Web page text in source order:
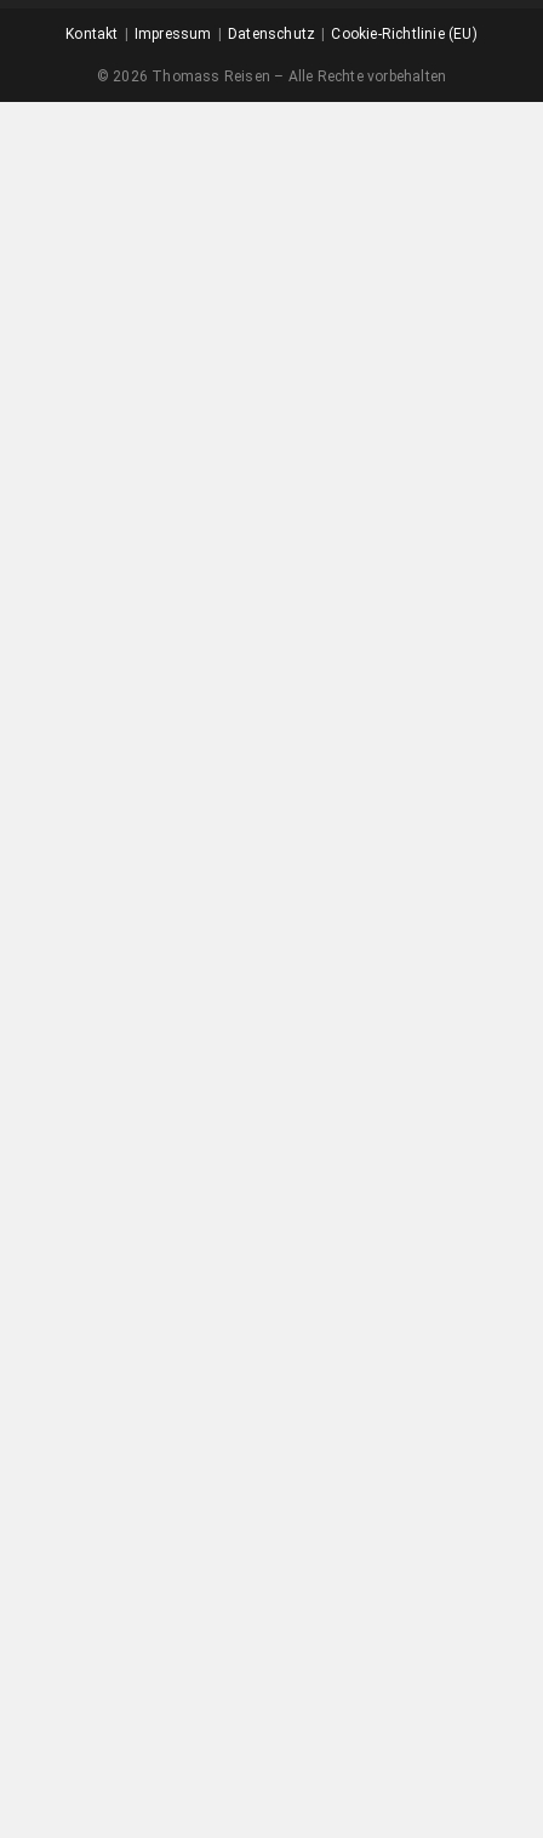
Kontakt Impressum Datenschutz Cookie-Richtlinie (EU)
© 2026 Thomass Reisen – Alle Rechte vorbehalten